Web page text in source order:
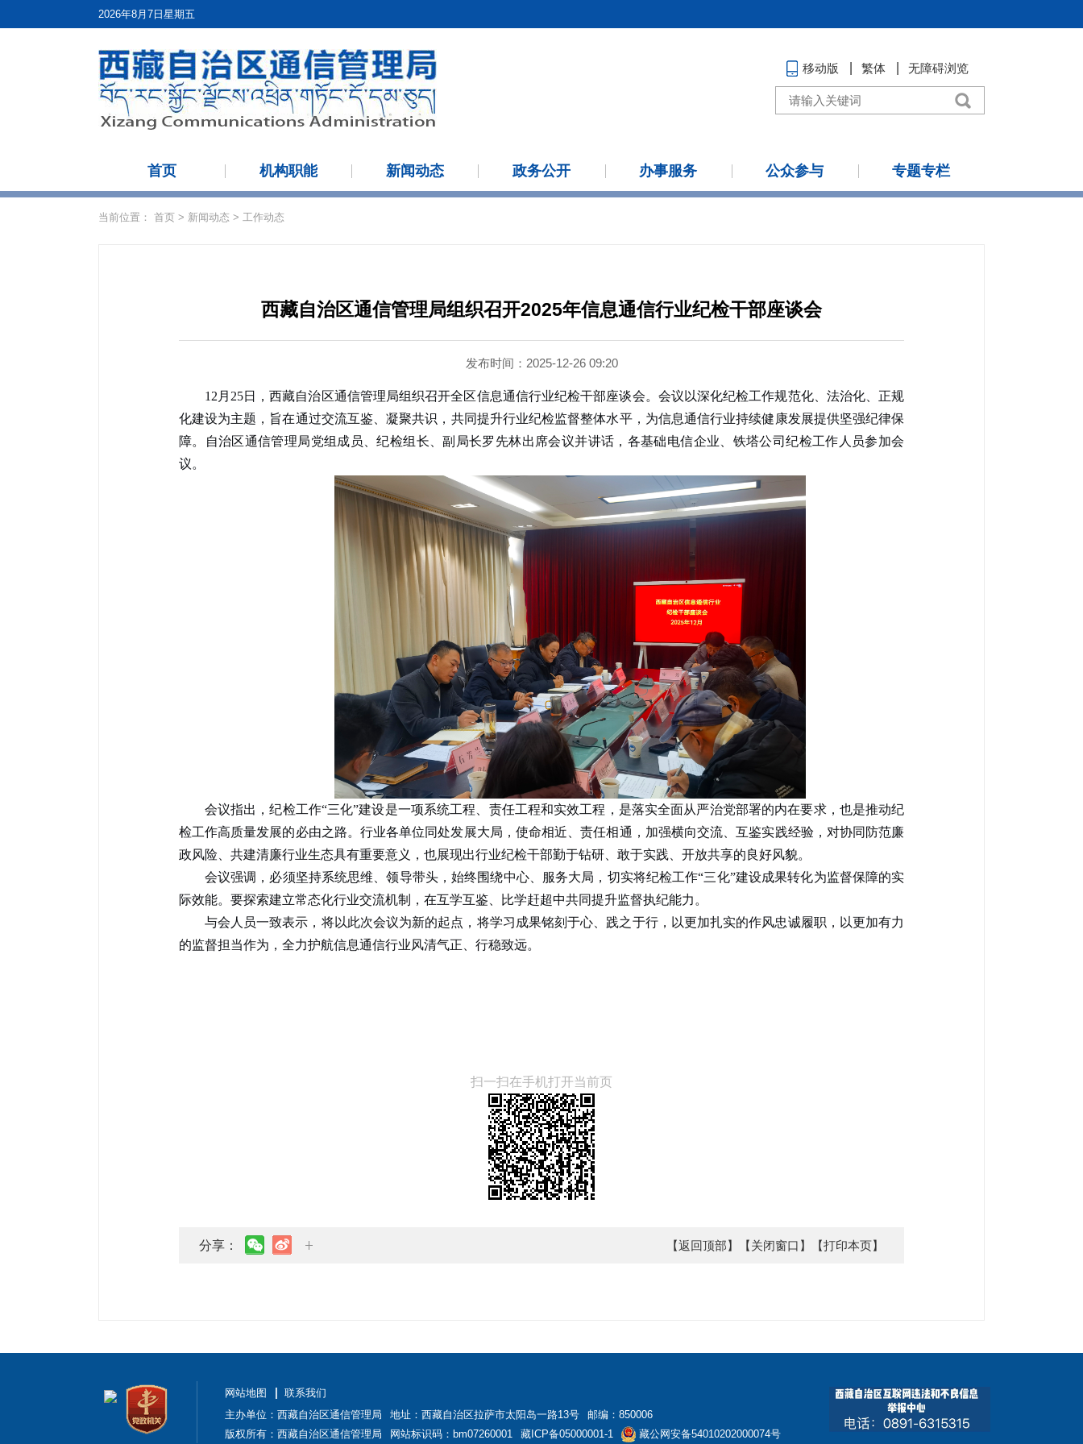
2026年8月7日星期五
移动版 繁体 无障碍浏览
首页 机构职能 新闻动态 政务公开 办事服务 公众参与 专题专栏
当前位置： 首页 > 新闻动态 > 工作动态
西藏自治区通信管理局组织召开2025年信息通信行业纪检干部座谈会
发布时间：2025-12-26 09:20
12月25日
，西藏自治区通信管理局组织召开全区信息通信行业纪检干部座谈会。会议以深化纪检工作规范化、法治化、正规
化建设为主题，旨在通过交流互鉴 、凝聚共识 ， 共同提升行业纪检监督整体水平，为信息通信行业持续健康发展提供坚强纪律保
障。自治区通信管理局党组成员、纪检组长、副局长罗先林出席会议并讲话， 各基础电信企业、铁塔公司纪检工作人员参加会
议。
会议指出，纪检工作“三化”建设是一项系统工程、责任工程和实效工程 ， 是落实全面从严治党部署的内在要求，也是推动纪
检工作高质量发展的必由之路。 行业各单位同处发展大局，使命相近、责任相通，加强横向交流、互鉴实践经验，对协同防范廉
政风险、共建清廉行业生态具有重要意义 ，也展现出行业纪检干部勤于钻研、敢于实践、开放共享的良好风貌。
会议强调， 必须坚持系统思维、领导带头，始终围绕中心、服务大局， 切实将纪检工作“三化”建设成果转化为监督保障的实
际效能。 要探索建立常态化行业交流机制，在互学互鉴、比学赶超中共同提升监督执纪能力。
与会人员一致表示，将以此次会议为新的起点，将学习成果铭刻于心、践之于行，以更加扎实的作风忠诚履职，以更加有力
的监督担当作为，全力护航信息通信行业风清气正、行稳致远。
扫一扫在手机打开当前页
分享： 【返回顶部】 【关闭窗口】 【打印本页】
网站地图
联系我们
主办单位：西藏自治区通信管理局
地址：西藏自治区拉萨市太阳岛一路13号
邮编：850006
版权所有：西藏自治区通信管理局
网站标识码：bm07260001 藏ICP备05000001-1 藏公网安备54010202000074号